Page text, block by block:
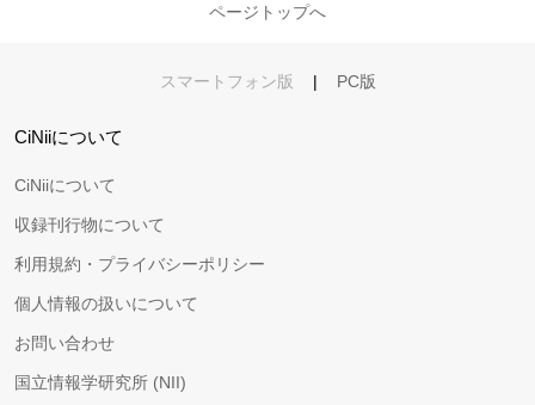
ページトップへ
スマートフォン版 | PC版
CiNiiについて
CiNiiについて
収録刊行物について
利用規約・プライバシーポリシー
個人情報の扱いについて
お問い合わせ
国立情報学研究所 (NII)